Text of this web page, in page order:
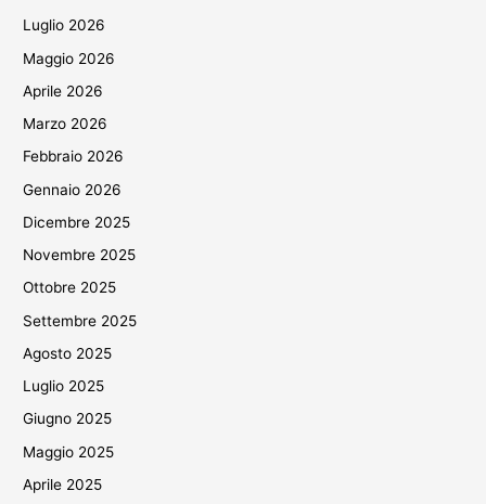
Luglio 2026
Maggio 2026
Aprile 2026
Marzo 2026
Febbraio 2026
Gennaio 2026
Dicembre 2025
Novembre 2025
Ottobre 2025
Settembre 2025
Agosto 2025
Luglio 2025
Giugno 2025
Maggio 2025
Aprile 2025